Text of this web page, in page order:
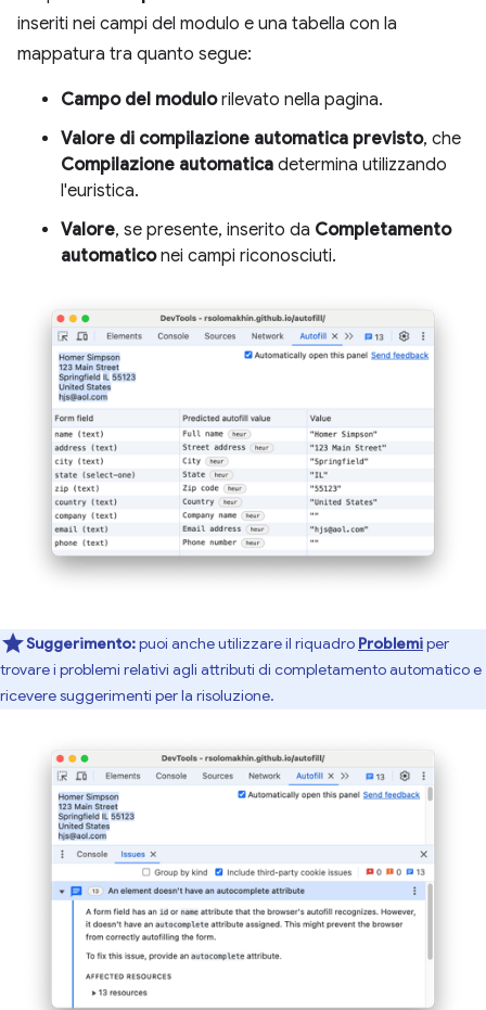
inseriti nei campi del modulo e una tabella con la
mappatura tra quanto segue:
Campo del modulorilevato nella pagina.
Valore di compilazione automatica previsto, che
Compilazione automatica determina utilizzando
l'euristica.
Valore, se presente, inserito da Completamento
automaticonei campi riconosciuti.
Suggerimento:puoi anche utilizzare il riquadro Problemiper
trovare i problemi relativi agli attributi di completamento automatico e
ricevere suggerimenti per la risoluzione.